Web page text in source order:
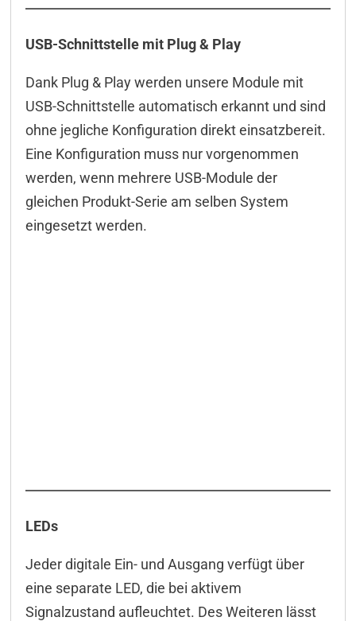
USB-Schnittstelle mit Plug & Play
Dank Plug & Play werden unsere Module mit
USB-Schnittstelle automatisch erkannt und sind
ohne jegliche Konfiguration direkt einsatzbereit.
Eine Konfiguration muss nur vorgenommen
werden, wenn mehrere USB-Module der
gleichen Produkt-Serie am selben System
eingesetzt werden.
LEDs
Jeder digitale Ein- und Ausgang verfügt über
eine separate LED, die bei aktivem
Signalzustand aufleuchtet. Des Weiteren lässt